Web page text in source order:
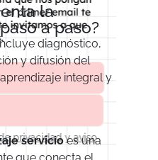
privacidadyaviso
la
a paso?
diagnóstico,
y difusión del
integral y
servicioes una